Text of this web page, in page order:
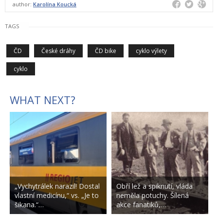
author: Karolína Koucká
TAGS
ČD České dráhy ČD bike cyklo výlety
cyklo
WHAT NEXT?
„Vychytrálek narazil! Dostal
vlastní medicínu,“ vs. „Je to
šikana.“…
Obří lež a spiknutí, vláda
neměla potuchy. Šílená
akce fanatiků,…